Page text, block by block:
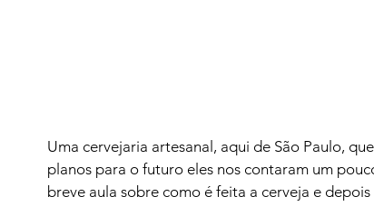
Uma cervejaria artesanal, aqui de São Paulo,
planos para o futuro eles nos contaram um
breve aula sobre como é feita a cerveja e